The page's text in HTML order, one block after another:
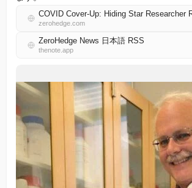
zerohedge.com
ZeroHedge News 日本語 RSS
thenote.app